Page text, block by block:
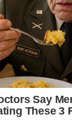
Say
These 3